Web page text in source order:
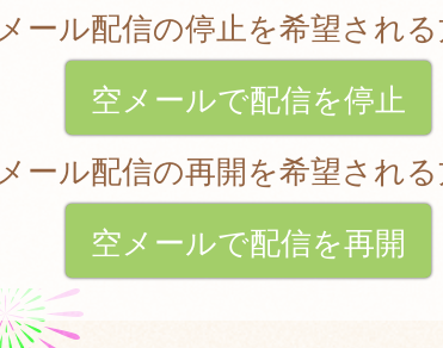
メール配信の停止を希望され
空メールで配信を停止
メール配信の再開を希望され
空メールで配信を再開